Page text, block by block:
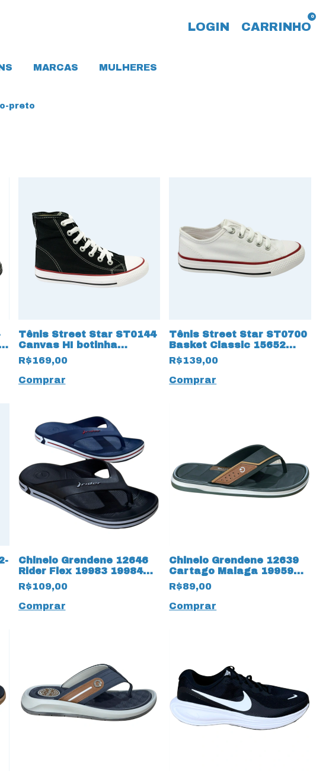
LOGIN CARRINHO
0
MARCAS MULHERES
preto
Tênis Street Star ST0144
Canvas HI botinha
classica 15656 Preto
R$169,00
Comprar
Tênis Street Star ST0700
Basket Classic 15652
Branco
R$139,00
Comprar
Chinelo Grendene 12646
Rider Flex 19983 19984
Dedo Adulto
R$109,00
Comprar
Chinelo Grendene 12639
Cartago Malaga 19959
Sport III
R$89,00
Comprar